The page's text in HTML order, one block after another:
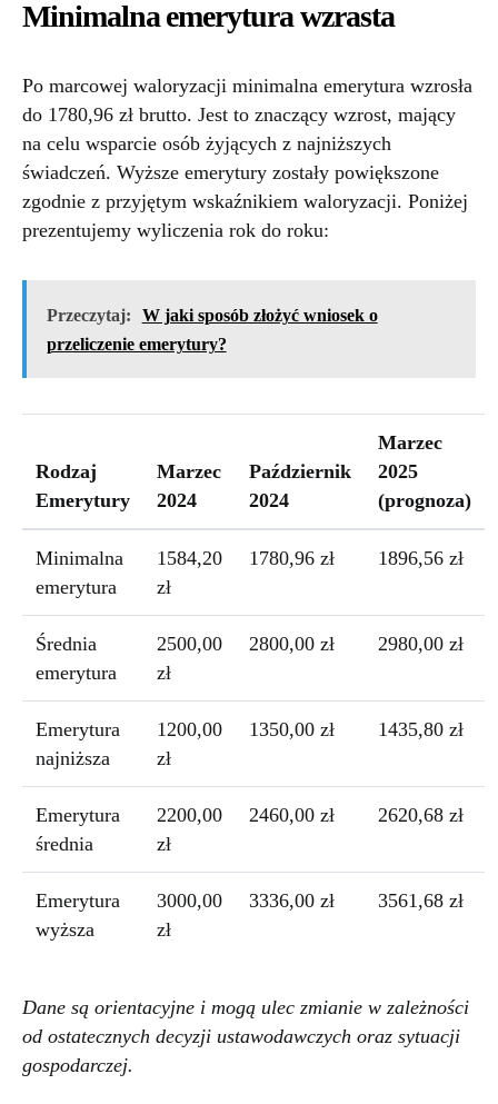
Minimalna emerytura wzrasta
Po marcowej waloryzacji minimalna emerytura wzrosła
do 1780,96 zł brutto. Jest to znaczący wzrost, mający
na celu wsparcie osób żyjących z najniższych
świadczeń. Wyższe emerytury zostały powiększone
zgodnie z przyjętym wskaźnikiem waloryzacji. Poniżej
prezentujemy wyliczenia rok do roku:
Przeczytaj:
W jaki sposób złożyć wniosek o
przeliczenie emerytury?
Rodzaj
Emerytury
Marzec
2024
Październik
2024
Marzec
2025
(prognoza)
Minimalna
emerytura
1584,20
zł
1780,96 zł 1896,56 zł
Średnia
emerytura
2500,00
zł
2800,00 zł 2980,00 zł
Emerytura
najniższa
1200,00
zł
1350,00 zł 1435,80 zł
Emerytura
średnia
2200,00
zł
2460,00 zł 2620,68 zł
Emerytura
wyższa
3000,00
zł
3336,00 zł 3561,68 zł
Dane są orientacyjne i mogą ulec zmianie w zależności
od ostatecznych decyzji ustawodawczych oraz sytuacji
gospodarczej.